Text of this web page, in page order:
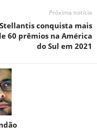
Próxima notícia
Stellantis conquista mais
60 prêmios na América
do Sul em 2021